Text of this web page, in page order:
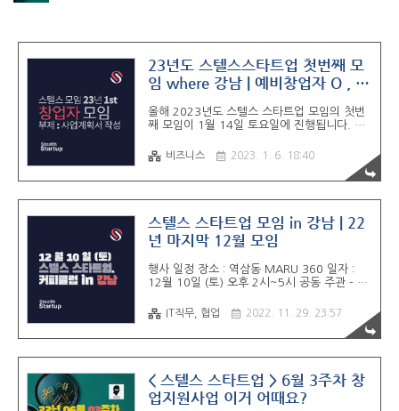
23년도 스텔스스타트업 첫번째 모
임 where 강남 | 예비창업자 O , 강
올해 2023년도 스텔스 스타트업 모임의 첫번
째 모임이 1월 14일 토요일에 진행됩니다. 행
년 01월 14일 (토) 오후 2시~5시 공동 주관 -
직장인 창업가 모임 스텔스스타트업, 엔지니어
모임 - 디자이너, 개발자, PM 등 SW메이커들
위한 사업계획서 작성입니다. 정부지원사업은
연초에 몰려있고 늦을수록 합격률은 떨어집니
다. 이번 모임에서 창업지원사업 컨설턴트로서
공유하고자 합니다. 강의 형태는 아니지만 다
른 컨설턴트들이 얘기해주지 않는 오프더레코
워킹을 하면서 예비창업자들..
비즈니스 2023. 1. 6. 18:40
스텔스 스타트업 모임 in 강남 | 22
년 마지막 12월 모임
행사 일정 장소 : 역삼동 MARU 360 일자 :
12월 10일 (토) 오후 2시~5시 공동 주관 - 직
모임 - 디자이너, 개발자, PM 등 SW메이커들
의 모임 사이드프로젝트 모임 모임의 취지 : 해
당 모임은 창업자와 SW 메이커들의 친목 도모
다고 생각합니다. 같이 일을 하는 사이에도 신
뢰가 필요한 것처럼 사적으로 만난 사이에도
친분이 중요합니다. 친분이 먼저 있어야 밀도
IT직무, 협업 2022. 11. 29. 23:57
< 스텔스 스타트업 > 6월 3주차 창
업지원사업 이거 어때요?